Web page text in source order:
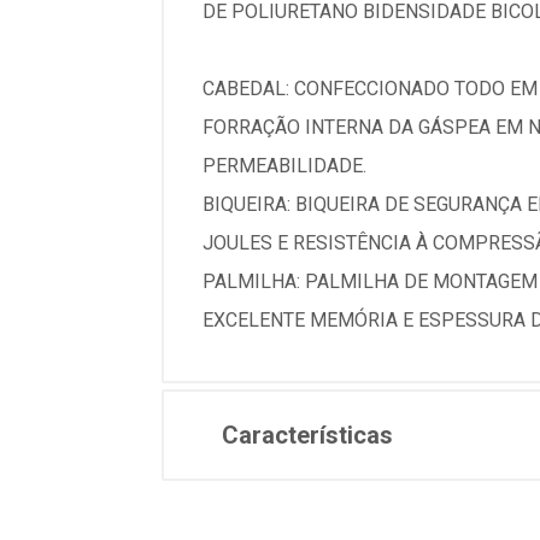
DE POLIURETANO BIDENSIDADE
CABEDAL: CONFECCIONADO TODO
FORRAÇÃO INTERNA DA GÁSPEA EM
PERMEABILIDADE.
BIQUEIRA: BIQUEIRA DE
JOULES E RESISTÊNCIA À
PALMILHA: PALMILHA DE
EXCELENTE MEMÓRIA E ESPESSURA
Características